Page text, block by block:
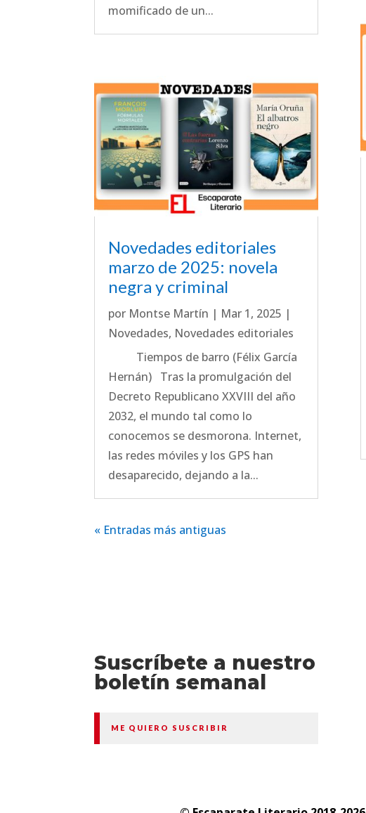
momificado de un...
Novedades editoriales
marzo de 2025: novela
negra y criminal
por Montse Martín | Mar 1, 2025 |
Novedades, Novedades editoriales
Tiempos de barro (Félix García
Hernán) Tras la promulgación del
Decreto Republicano XXVIII del año
2032, el mundo tal como lo
conocemos se desmorona. Internet,
las redes móviles y los GPS han
desaparecido, dejando a la...
« Entradas más antiguas
Suscríbete a nuestro
boletín semanal
ME QUIERO SUSCRIBIR